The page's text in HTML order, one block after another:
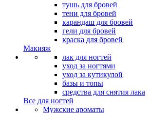
тушь для бровей
тени для бровей
карандаш для бровей
гели для бровей
краска для бровей
Макияж
лак для ногтей
уход за ногтями
уход за кутикулой
базы и топы
средства для снятия лака
Все для ногтей
Мужские ароматы